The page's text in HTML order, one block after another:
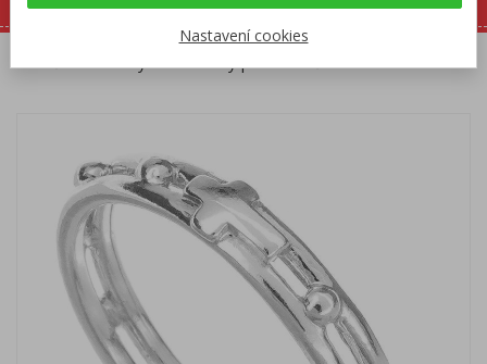
Domů Prsteny Stříbrný prsten - růženec
Nastavení cookies